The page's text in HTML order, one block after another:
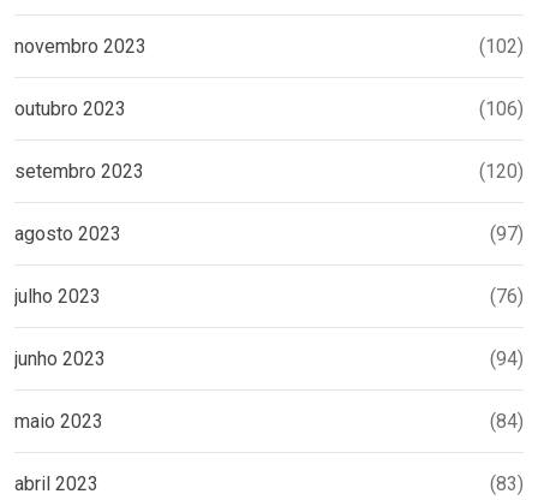
novembro 2023 (102)
outubro 2023 (106)
setembro 2023 (120)
agosto 2023 (97)
julho 2023 (76)
junho 2023 (94)
maio 2023 (84)
abril 2023 (83)